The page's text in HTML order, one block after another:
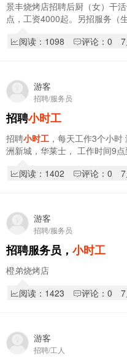
景丰烧烤店招聘后厨（女）干
点，工资4000起。另招服务（生
阅读：1098
评论：0
游客
招聘/服务员
招聘小时工
招聘小时工 ，每天工作3个小
洲新城，华莱士， 工作时间9
阅读：1402
评论：0
游客
招聘/服务员
招聘服务员， 小时工
橙弟烧烤店
阅读：1423
评论：0
游客
招聘/工人